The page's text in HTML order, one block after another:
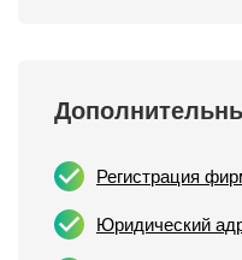
Регистрация
Юридический